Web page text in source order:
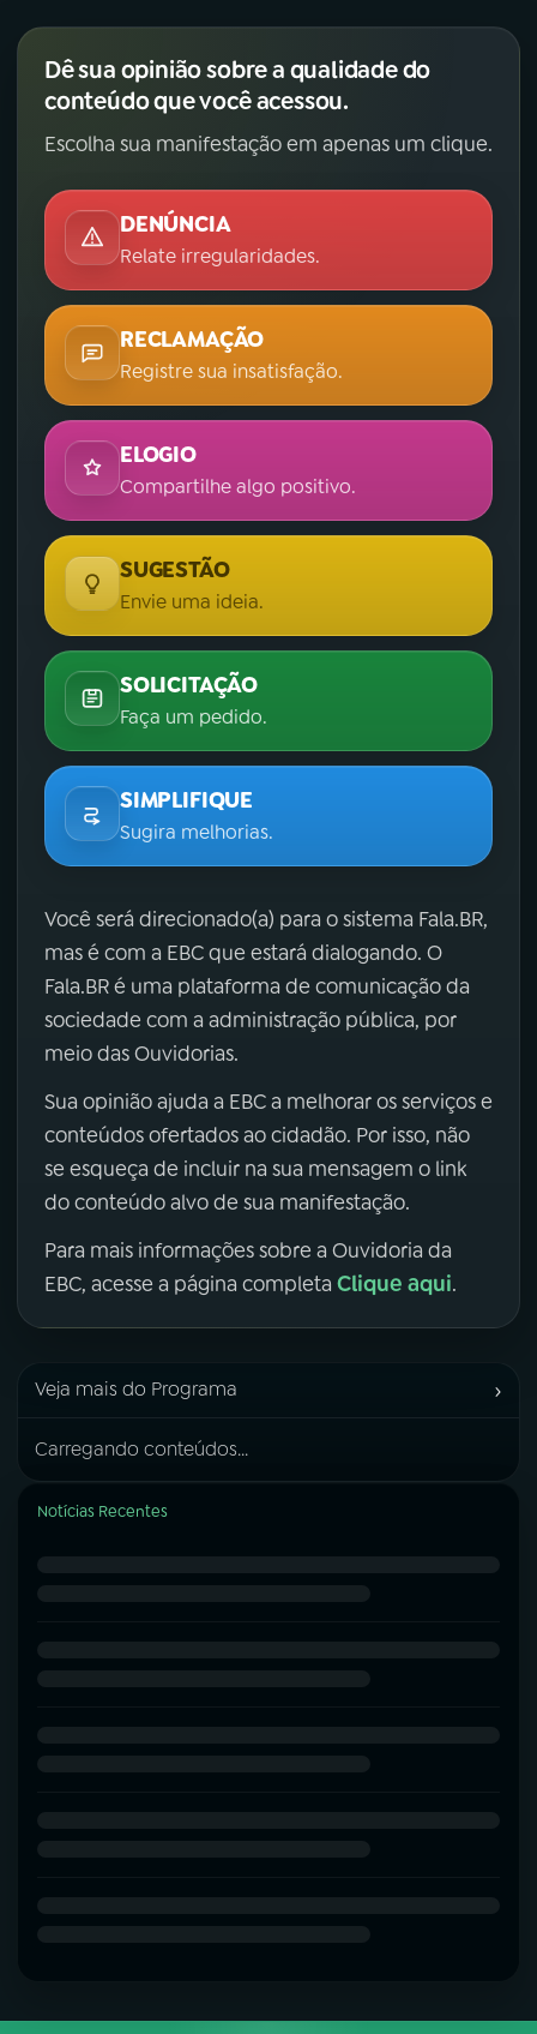
Dê sua opinião sobre a qualidade do
conteúdo que você acessou.
Escolha sua manifestação em apenas um clique.
DENÚNCIA
Relate irregularidades.
RECLAMAÇÃO
Registre sua insatisfação.
ELOGIO
Compartilhe algo positivo.
SUGESTÃO
Envie uma ideia.
SOLICITAÇÃO
Faça um pedido.
SIMPLIFIQUE
Sugira melhorias.
Você será direcionado(a) para o sistema Fala.BR,
mas é com a EBC que estará dialogando. O
Fala.BR é uma plataforma de comunicação da
sociedade com a administração pública, por
meio das Ouvidorias.
Sua opinião ajuda a EBC a melhorar os serviços e
conteúdos ofertados ao cidadão. Por isso, não
se esqueça de incluir na sua mensagem o link
do conteúdo alvo de sua manifestação.
Para mais informações sobre a Ouvidoria da
EBC, acesse a página completa Clique aqui.
Veja mais do Programa ›
Carregando conteúdos...
Notícias Recentes